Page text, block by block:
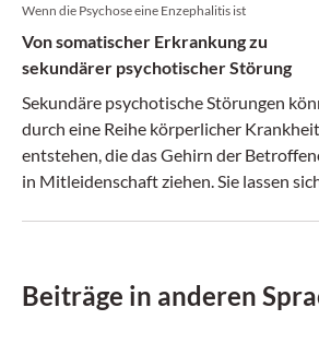
Wenn die Psychose eine Enzephalitis ist
Von somatischer Erkrankung zu
sekundärer psychotischer Störung
Sekundäre psychotische Störungen
durch eine Reihe körperlicher
entstehen, die das Gehirn der
in Mitleidenschaft ziehen. Sie lassen sich,
Beiträge in anderen